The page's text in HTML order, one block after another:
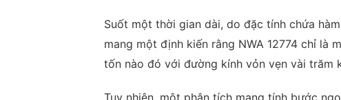
Suốt một thời gian dài, do đặc tính chứa
mang một định kiến rằng NWA 12774 chỉ là
tốn nào đó với đường kính vỏn vẹn vài trăm
Tuy nhiên, một phân tích mang tính bước